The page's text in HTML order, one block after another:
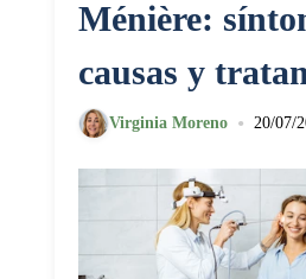
Ménière:
causas y
Virginia Moreno • 20/07/